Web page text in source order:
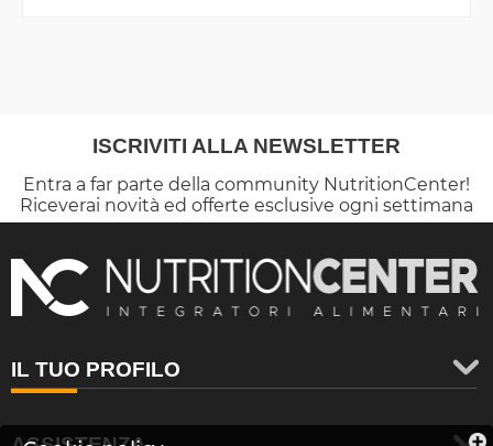
ISCRIVITI ALLA NEWSLETTER
Entra a far parte della community NutritionCenter!
Riceverai novità ed offerte esclusive ogni settimana
IL TUO PROFILO